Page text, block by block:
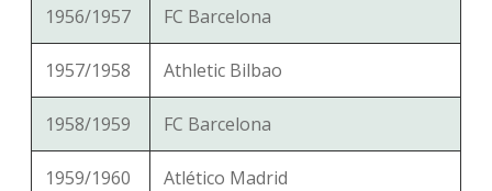
1956/1957 FC Barcelona
1957/1958 Athletic Bilbao
1958/1959 FC Barcelona
1959/1960 Atlético Madrid